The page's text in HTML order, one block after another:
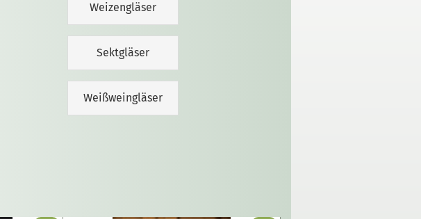
Weizengläser
Sektgläser
Weißweingläser